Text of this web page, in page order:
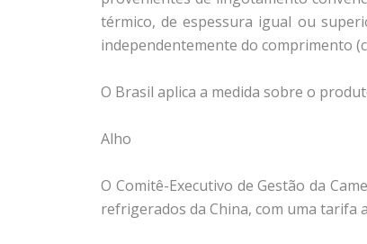
térmico, de espessura igual ou
independentemente do comprimento
O Brasil aplica a medida sobre o
Alho
O Comitê-Executivo de Gestão da
refrigerados da China, com uma tarifa